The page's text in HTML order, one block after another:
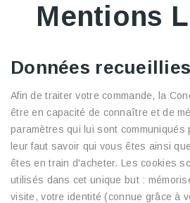
Mentions
Données
Afin de traiter votre commande, la
être en capacité de connaître et de
paramètres qui lui sont communiqués
leur faut savoir qui vous êtes ainsi
êtes en train d'acheter. Les cookies
utilisés dans cet unique but :
visite, votre identité (connue grâce à